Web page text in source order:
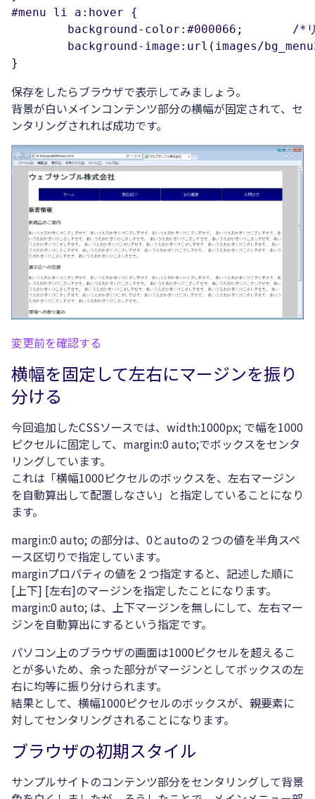
#menu li a:hover {
}
保存をしたらブラウザで表示してみましょう。
背景が白いメインコンテンツ部分の横幅が固定されて、セ
ンタリングされれば成功です。
変更前を確認する
横幅を固定して左右にマージンを振り
分ける
今回追加したCSSソースでは、width:1000px; で幅を1000
ピクセルに固定して、margin:0 auto;でボックスをセンタ
リングしています。
これは「横幅1000ピクセルのボックスを、左右マージン
を自動算出して配置しなさい」と指定していることになり
ます。
margin:0 auto; の部分は、0とautoの２つの値を半角スペ
ース区切りで指定しています。
marginプロパティの値を２つ指定すると、記述した順に
[上下] [左右]のマージンを指定したことになります。
margin:0 auto; は、上下マージンを無しにして、左右マー
ジンを自動算出にするという指定です。
パソコン上のブラウザの画面は1000ピクセルを超えるこ
とが多いため、余った部分がマージンとしてボックスの左
右に均等に振り分けられます。
結果として、横幅1000ピクセルのボックスが、親要素に
対してセンタリングされることになります。
ブラウザの初期スタイル
サンプルサイトのコンテンツ部分をセンタリングして背景